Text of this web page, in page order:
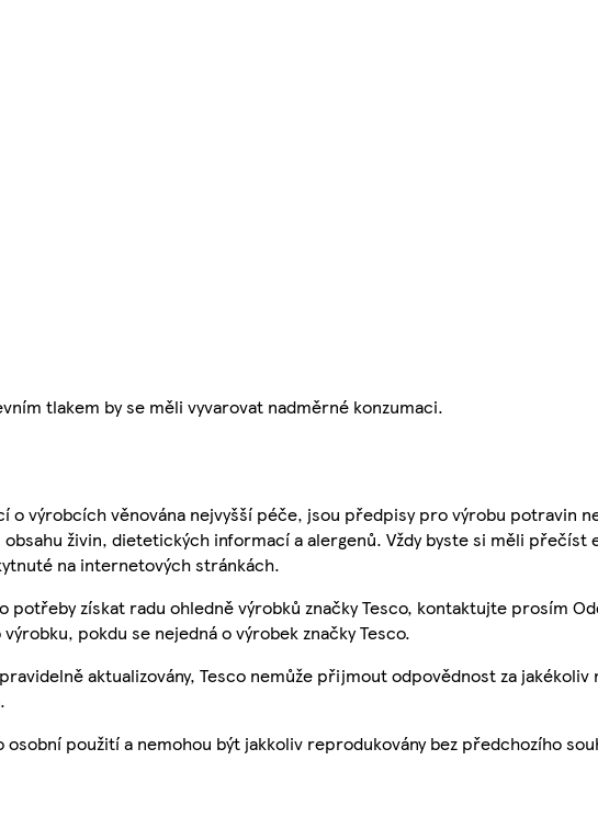
tlakem by se měli vyvarovat nadměrné konzumaci.
o výrobcích věnována nejvyšší péče, jsou předpisy pro výrobu potravin
živin, dietetických informací a alergenů. Vždy byste si měli přečíst
na internetových stránkách.
potřeby získat radu ohledně výrobků značky Tesco, kontaktujte prosím
pokdu se nejedná o výrobek značky Tesco.
aktualizovány, Tesco nemůže přijmout odpovědnost za
použití a nemohou být jakkoliv reprodukovány bez předchozího